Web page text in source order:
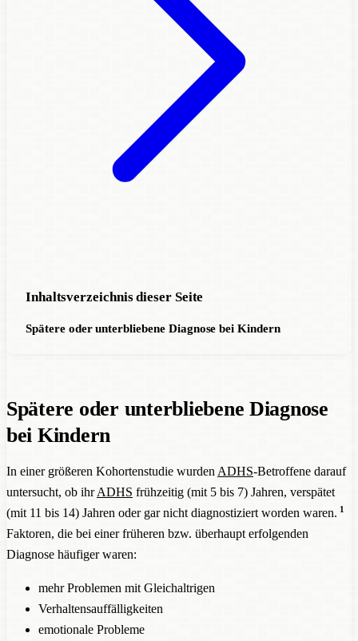
Inhaltsverzeichnis dieser Seite
Spätere oder unterbliebene Diagnose bei Kindern
Spätere oder unterbliebene Diagnose
bei Kindern
In einer größeren Kohortenstudie wurden ADHS-Betroffene darauf
untersucht, ob ihrADHS frühzeitig (mit 5 bis 7) Jahren, verspätet
(mit 11 bis 14) Jahren oder gar nicht diagnostiziert worden waren. 1
Faktoren, die bei einer früheren bzw. überhaupt erfolgenden
Diagnose häufiger waren:
mehr Problemen mit Gleichaltrigen
Verhaltensauffälligkeiten
emotionale Probleme